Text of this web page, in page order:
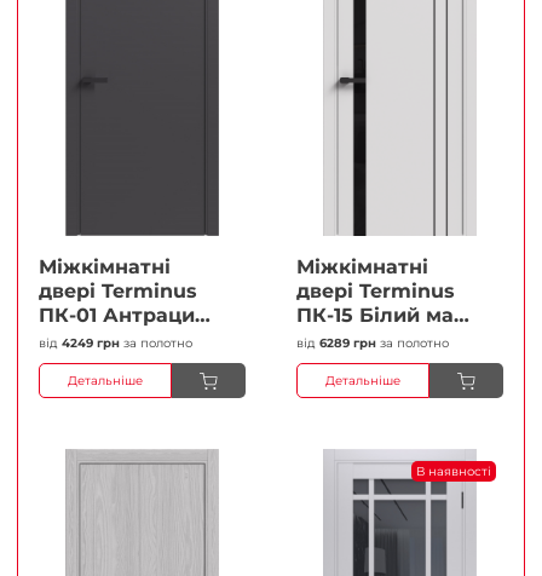
Міжкімнатні
двері Terminus
ПК-01 Антрацит
(п/п) Глухі
Плівка
від 4249 грн за полотно
Детальніше
Міжкімнатні
двері Terminus
ПК-15 Білий мат
(Термінус) Чорне
скло Плівка
від 6289 грн за полотно
Детальніше
В наявності